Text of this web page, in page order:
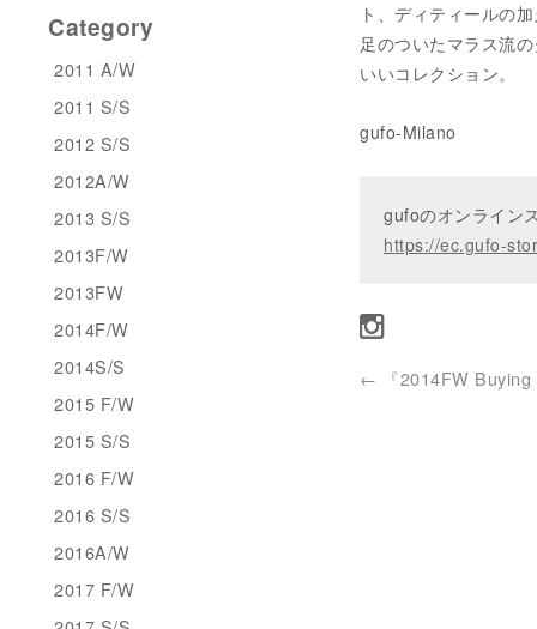
ト、ディティールの
足のついたマラス流
いいコレクション。
gufo-Milano
gufoのオンライン
https://ec.gufo-
← 『2014FW
Category
2011 A/W
2011 S/S
2012 S/S
2012A/W
2013 S/S
2013F/W
2013FW
2014F/W
2014S/S
2015 F/W
2015 S/S
2016 F/W
2016 S/S
2016A/W
2017 F/W